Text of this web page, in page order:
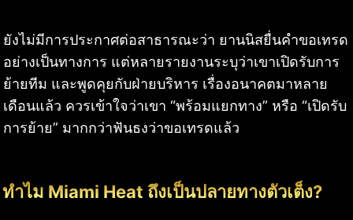
ยังไม่มีการประกาศต่อสาธารณะว่า ยานนิสยื่นคำขอเทรด
อย่างเป็นทางการ แต่หลายรายงานระบุว่าเขาเปิดรับการ
ย้ายทีม และพูดคุยกับฝ่ายบริหาร เรื่องอนาคตมาหลาย
เดือนแล้ว ควรเข้าใจว่าเขา “พร้อมแยกทาง” หรือ “เปิดรับ
การย้าย” มากกว่าฟันธงว่าขอเทรดแล้ว
ทำไม Miami Heat ถึงเป็นปลายทางตัวเต็ง?